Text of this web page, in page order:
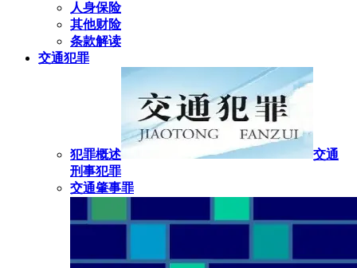
人身保险
其他财险
条款解读
交通犯罪
犯罪概述
交通
刑事犯罪
交通肇事罪